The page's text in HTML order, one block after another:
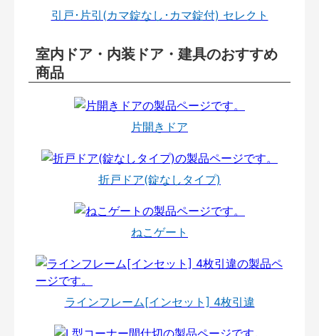
引戸･片引(カマ錠なし･カマ錠付) セレクト
室内ドア・内装ドア・建具のおすすめ
商品
片開きドア
折戸ドア(錠なしタイプ)
ねこゲート
ラインフレーム[インセット] 4枚引違